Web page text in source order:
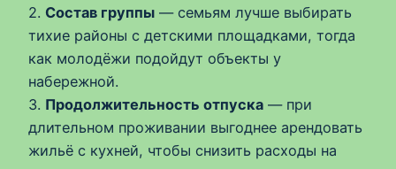
2. Состав группы — семьям лучше выбирать
тихие районы с детскими площадками, тогда
как молодёжи подойдут объекты у
набережной.
3. Продолжительность отпуска — при
длительном проживании выгоднее арендовать
жильё с кухней, чтобы снизить расходы на